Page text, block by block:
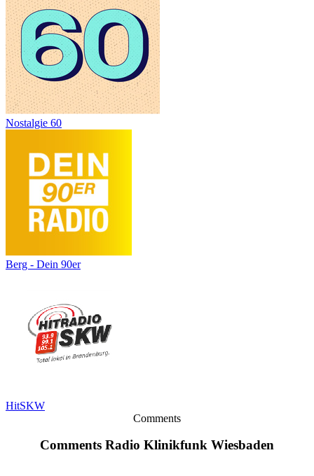
Nostalgie 60
Berg - Dein 90er
HitSKW
Comments
Comments Radio Klinikfunk Wiesbaden